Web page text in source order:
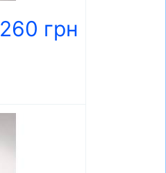
260 грн